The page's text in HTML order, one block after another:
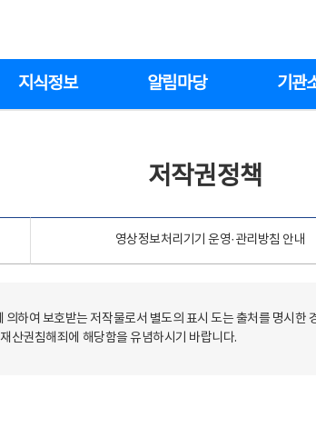
지식정보 알림마당 기관
저작권정책
영상정보처리기기 운영·관리방침 안내
하여 보호받는 저작물로서 별도의 표시 도는 출처를 명시
산권침해죄에 해당함을 유념하시기 바랍니다.